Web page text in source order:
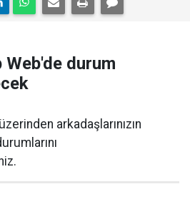
durum
arkadaşlarınızın